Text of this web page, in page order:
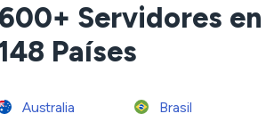
Servidores en
Países
Australia Brasil